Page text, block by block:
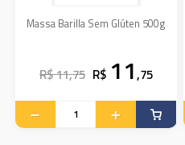
Massa Barilla Sem Glúten 500g
R$ 11,75 R$ 11,75